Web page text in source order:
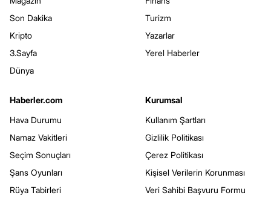
Son Dakika
Kripto
3.Sayfa
Dünya
Turizm
Yazarlar
Yerel Haberler
Haberler.com
Hava Durumu
Namaz Vakitleri
Seçim Sonuçları
Şans Oyunları
Rüya Tabirleri
Kurumsal
Kullanım Şartları
Gizlilik Politikası
Çerez Politikası
Kişisel Verilerin Korunması
Veri Sahibi Başvuru Formu